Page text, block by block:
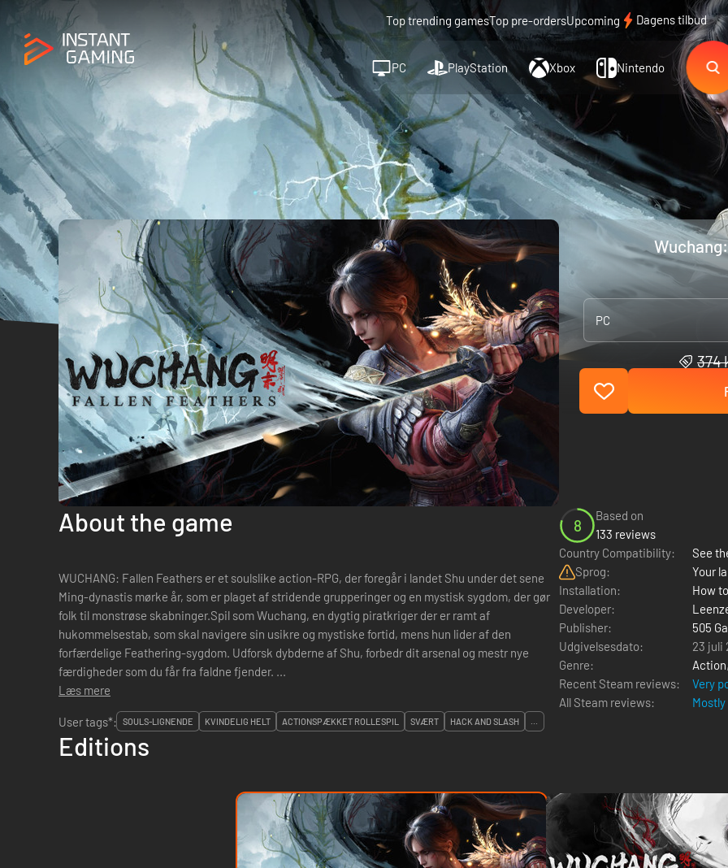
Top trending gamesTop pre-ordersUpcoming Dagens tilbud
PC PlayStation Xbox Nintendo
PC
374
About the game
WUCHANG: Fallen Feathers er et soulslike action-RPG, der foregår i landet Shu under det sene
Ming-dynastis mørke år, som er plaget af stridende grupperinger og en mystisk sygdom, der gør
folk til monstrøse skabninger.Spil som Wuchang, en dygtig piratkriger der er ramt af
hukommelsestab, som skal navigere sin usikre og mystiske fortid, mens hun lider af den
forfærdelige Feathering-sygdom. Udforsk dybderne af Shu, forbedr dit arsenal og mestr nye
færdigheder som du får fra faldne fjender. ...
Læs mere
8
Based on
133 reviews
Country Compatibility:
See
Sprog:
Your
Installation:
How
Developer:
Publisher:
505
Udgivelsesdato:
23 juli
Genre:
Action
Recent Steam reviews:
Very
All Steam reviews:
User tags*:
SOULS-LIGNENDE KVINDELIG HELT ACTIONSPÆKKET ROLLESPIL SVÆRT HACK AND SLASH ...
Editions